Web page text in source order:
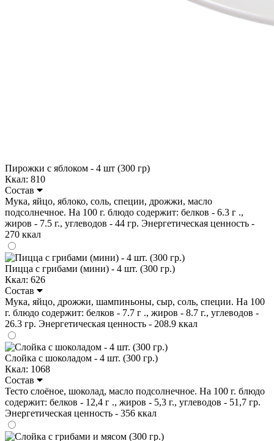
Пирожки с яблоком - 4 шт (300 гр)
Ккал: 810
Состав
Мука, яйцо, яблоко, соль, специи, дрожжи, масло
подсолнечное. На 100 г. блюдо содержит: белков - 6.3 г .,
жиров - 7.5 г., углеводов - 44 гр. Энергетическая ценность -
270 ккал
Пицца с грибами (мини) - 4 шт. (300 гр.)
Ккал: 626
Состав
Мука, яйцо, дрожжи, шампиньоны, сыр, соль, специи. На 100
г. блюдо содержит: белков - 7.7 г ., жиров - 8.7 г., углеводов -
26.3 гр. Энергетическая ценность - 208.9 ккал
Слойка с шоколадом - 4 шт. (300 гр.)
Ккал: 1068
Состав
Тесто слоёное, шоколад, масло подсолнечное. На 100 г. блюдо
содержит: белков - 12,4 г ., жиров - 5,3 г., углеводов - 51,7 гр.
Энергетическая ценность - 356 ккал